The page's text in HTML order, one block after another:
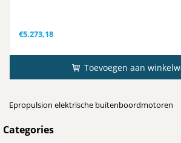
€5.273,18
Toevoegen aan
Epropulsion elektrische buitenboordmotoren
Categories